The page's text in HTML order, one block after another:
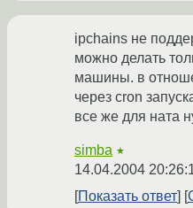
ipchains не
можно делать
машины. в
через cron
все же для ната
simba ★
14.04.2004
Показать ответ